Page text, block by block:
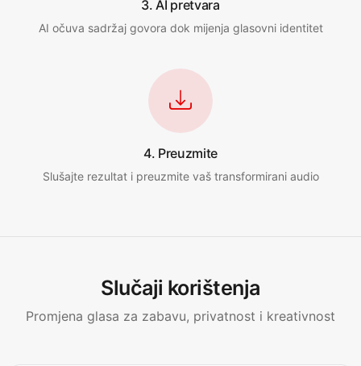
3. AI pretvara
AI očuva sadržaj govora dok mijenja glasovni identitet
4. Preuzmite
Slušajte rezultat i preuzmite vaš transformirani audio
Slučaji korištenja
Promjena glasa za zabavu, privatnost i kreativnost